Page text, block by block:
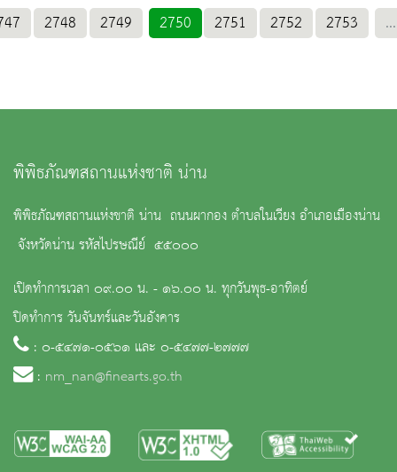
2748 2749 2750 2751 2752 2753 ...
พิพิธภัณฑสถานแห่งชาติ น่าน
พิพิธภัณฑสถานแห่งชาติ น่าน ถนนผากอง ตำบลในเวียง อำเภอเมืองน่าน
จังหวัดน่าน รหัสไปรษณีย์ ๕๕๐๐๐
เปิดทำการเวลา ๐๙.๐๐ น. - ๑๖.๐๐ น. ทุกวันพุธ-อาทิตย์
ปิดทำการ วันจันทร์และวันอังคาร
: ๐-๕๔๗๑-๐๕๖๑ และ ๐-๕๔๗๗-๒๗๗๗
: nm_nan@finearts.go.th